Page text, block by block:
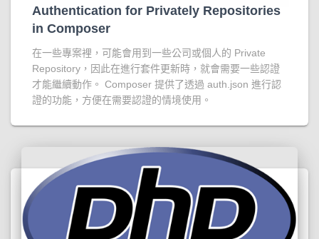
Authentication for Privately Repositories
in Composer
在一些專案裡，可能會用到一些公司或個人的 Private
Repository，因此在進行套件更新時，就會需要一些認證
才能繼續動作。 Composer 提供了透過 auth.json 進行認
證的功能，方便在需要認證的情境使用。